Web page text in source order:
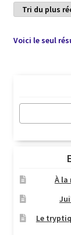
Voici le seul
À la
Le